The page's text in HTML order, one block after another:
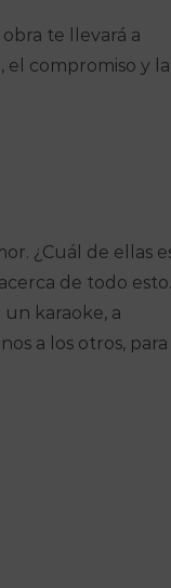
te llevará a
el compromiso y la
¿Cuál de ellas
de todo esto.
karaoke, a
a los otros, para